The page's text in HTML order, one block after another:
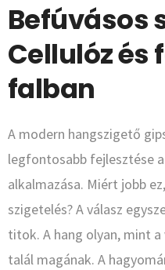
Befúvásos
Cellulóz és
falban
A modern hangszigető
legfontosabb fejlesztése
alkalmazása. Miért jobb
szigetelés? A válasz
titok. A hang olyan, mint
talál magának. A